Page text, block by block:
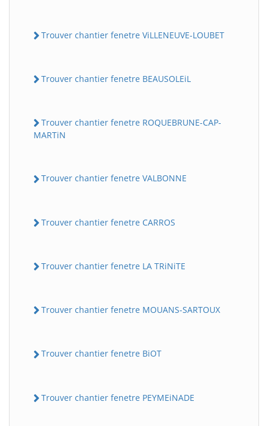
Trouver chantier fenetre ViLLENEUVE-LOUBET
Trouver chantier fenetre BEAUSOLEiL
Trouver chantier fenetre ROQUEBRUNE-CAP-
MARTiN
Trouver chantier fenetre VALBONNE
Trouver chantier fenetre CARROS
Trouver chantier fenetre LA TRiNiTE
Trouver chantier fenetre MOUANS-SARTOUX
Trouver chantier fenetre BiOT
Trouver chantier fenetre PEYMEiNADE